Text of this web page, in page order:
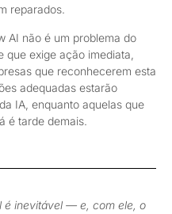
reparados.
AI não é um problema do
exige ação imediata,
que reconhecerem esta
adequadas estarão
IA, enquanto aquelas que
é tarde demais.
é inevitável — e, com ele, o